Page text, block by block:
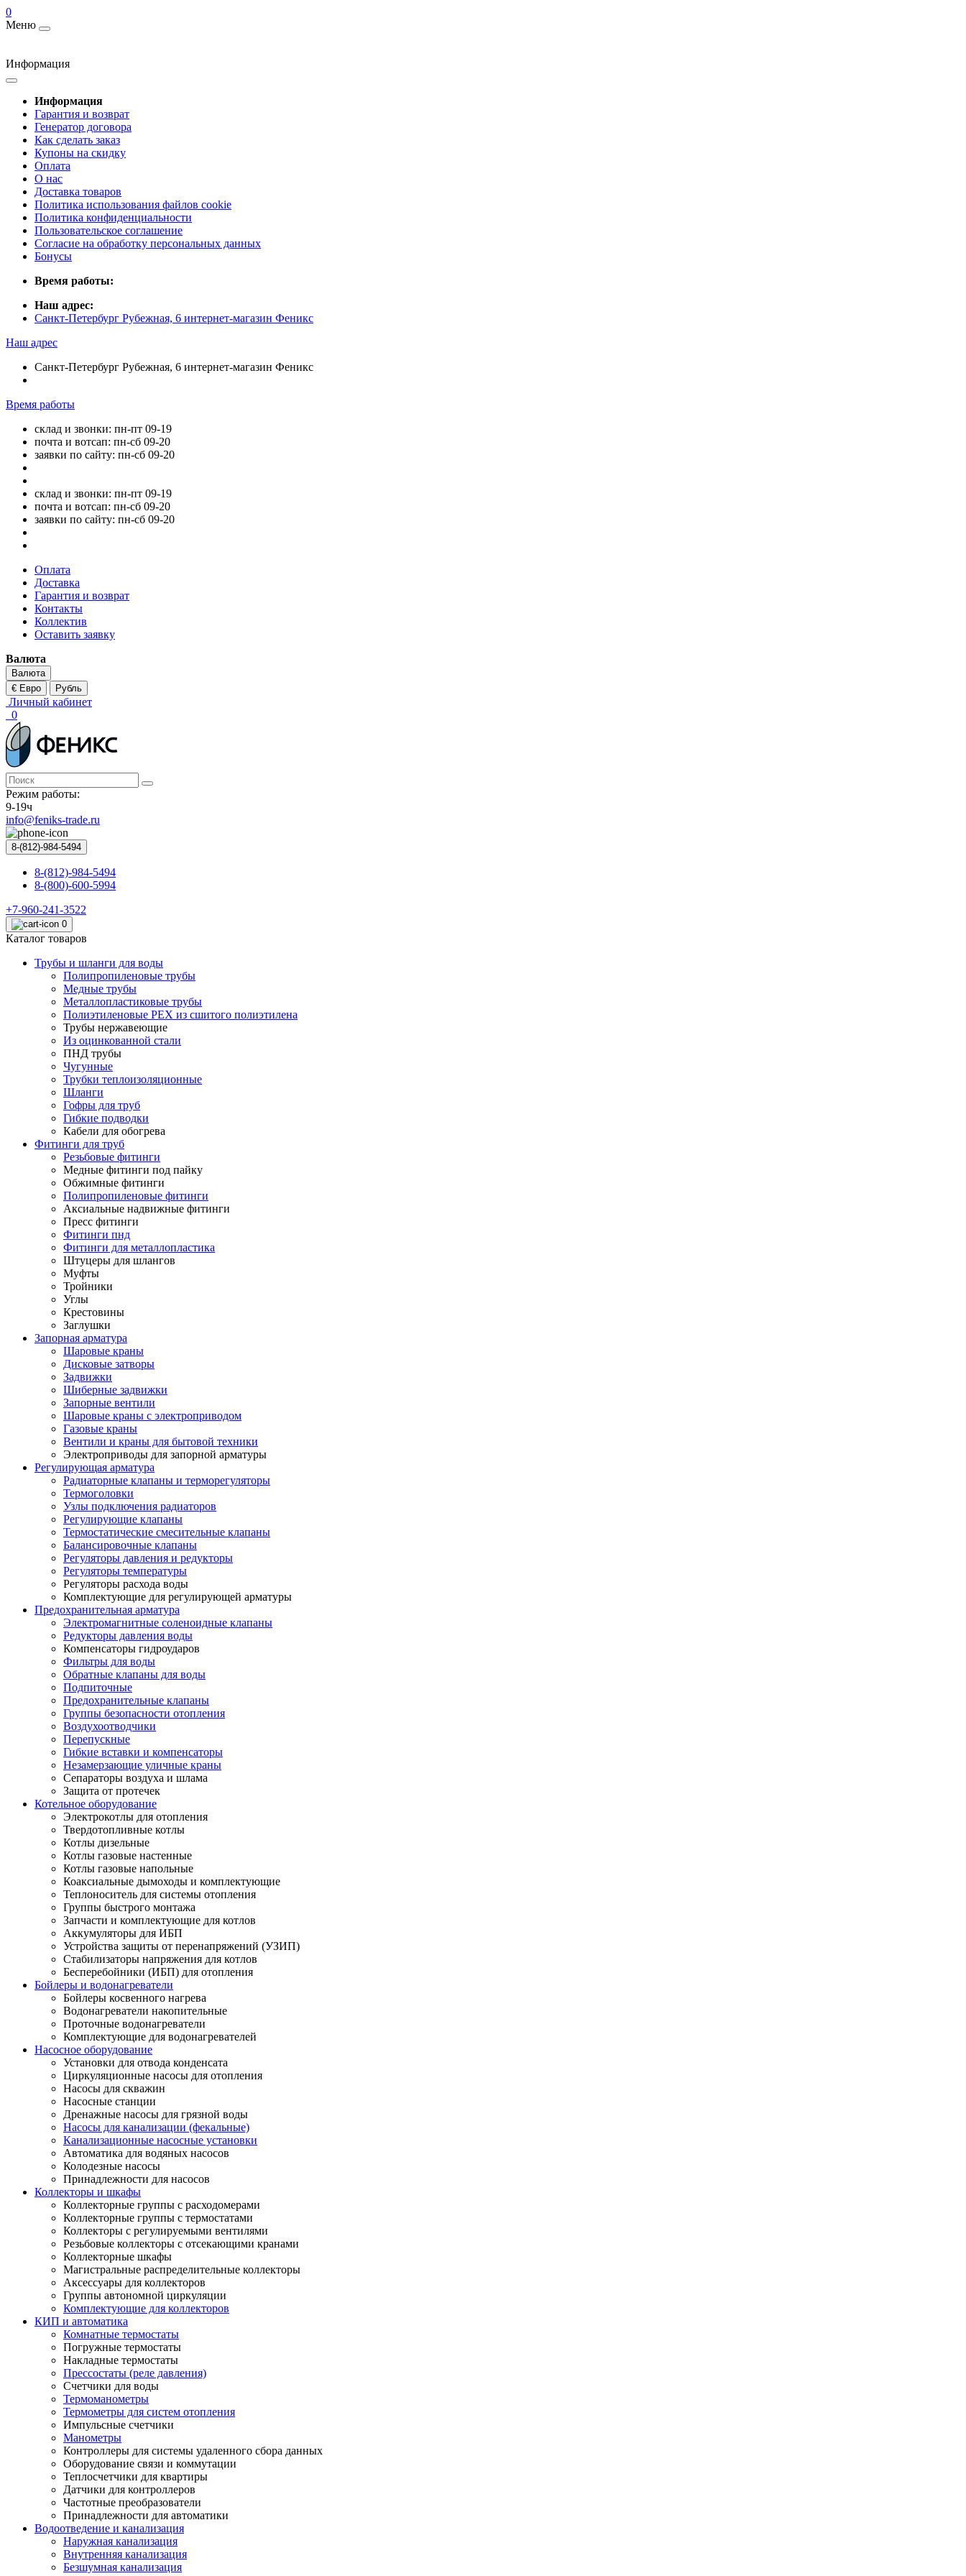
0
Меню
Информация
Информация
Гарантия и возврат
Генератор договора
Как сделать заказ
Купоны на скидку
Оплата
О нас
Доставка товаров
Политика использования файлов cookie
Политика конфиденциальности
Пользовательское соглашение
Согласие на обработку персональных данных
Бонусы
Время работы:
Наш адрес:
Санкт-Петербург Рубежная, 6 интернет-магазин Феникс
Наш адрес
Санкт-Петербург Рубежная, 6 интернет-магазин Феникс
Время работы
склад и звонки: пн-пт 09-19
почта и вотсап: пн-сб 09-20
заявки по сайту: пн-сб 09-20
склад и звонки: пн-пт 09-19
почта и вотсап: пн-сб 09-20
заявки по сайту: пн-сб 09-20
Оплата
Доставка
Гарантия и возврат
Контакты
Коллектив
Оставить заявку
Валюта
Валюта
€ Евро
Рубль
Личный кабинет
0
Режим работы:
9-19ч
info@feniks-trade.ru
8-(812)-984-5494
8-(812)-984-5494
8-(800)-600-5994
+7-960-241-3522
0
Каталог товаров
Трубы и шланги для воды
Полипропиленовые трубы
Медные трубы
Металлопластиковые трубы
Полиэтиленовые PEX из сшитого полиэтилена
Трубы нержавеющие
Из оцинкованной стали
ПНД трубы
Чугунные
Трубки теплоизоляционные
Шланги
Гофры для труб
Гибкие подводки
Кабели для обогрева
Фитинги для труб
Резьбовые фитинги
Медные фитинги под пайку
Обжимные фитинги
Полипропиленовые фитинги
Аксиальные надвижные фитинги
Пресс фитинги
Фитинги пнд
Фитинги для металлопластика
Штуцеры для шлангов
Муфты
Тройники
Углы
Крестовины
Заглушки
Запорная арматура
Шаровые краны
Дисковые затворы
Задвижки
Шиберные задвижки
Запорные вентили
Шаровые краны с электроприводом
Газовые краны
Вентили и краны для бытовой техники
Электроприводы для запорной арматуры
Регулирующая арматура
Радиаторные клапаны и терморегуляторы
Термоголовки
Узлы подключения радиаторов
Регулирующие клапаны
Термостатические смесительные клапаны
Балансировочные клапаны
Регуляторы давления и редукторы
Регуляторы температуры
Регуляторы расхода воды
Комплектующие для регулирующей арматуры
Предохранительная арматура
Электромагнитные соленоидные клапаны
Редукторы давления воды
Компенсаторы гидроударов
Фильтры для воды
Обратные клапаны для воды
Подпиточные
Предохранительные клапаны
Группы безопасности отопления
Воздухоотводчики
Перепускные
Гибкие вставки и компенсаторы
Незамерзающие уличные краны
Сепараторы воздуха и шлама
Защита от протечек
Котельное оборудование
Электрокотлы для отопления
Твердотопливные котлы
Котлы дизельные
Котлы газовые настенные
Котлы газовые напольные
Коаксиальные дымоходы и комплектующие
Теплоноситель для системы отопления
Группы быстрого монтажа
Запчасти и комплектующие для котлов
Аккумуляторы для ИБП
Устройства защиты от перенапряжений (УЗИП)
Стабилизаторы напряжения для котлов
Бесперебойники (ИБП) для отопления
Бойлеры и водонагреватели
Бойлеры косвенного нагрева
Водонагреватели накопительные
Проточные водонагреватели
Комплектующие для водонагревателей
Насосное оборудование
Установки для отвода конденсата
Циркуляционные насосы для отопления
Насосы для скважин
Насосные станции
Дренажные насосы для грязной воды
Насосы для канализации (фекальные)
Канализационные насосные установки
Автоматика для водяных насосов
Колодезные насосы
Принадлежности для насосов
Коллекторы и шкафы
Коллекторные группы с расходомерами
Коллекторные группы с термостатами
Коллекторы с регулируемыми вентилями
Резьбовые коллекторы с отсекающими кранами
Коллекторные шкафы
Магистральные распределительные коллекторы
Аксессуары для коллекторов
Группы автономной циркуляции
Комплектующие для коллекторов
КИП и автоматика
Комнатные термостаты
Погружные термостаты
Накладные термостаты
Прессостаты (реле давления)
Счетчики для воды
Термоманометры
Термометры для систем отопления
Импульсные счетчики
Манометры
Контроллеры для системы удаленного сбора данных
Оборудование связи и коммутации
Теплосчетчики для квартиры
Датчики для контроллеров
Частотные преобразователи
Принадлежности для автоматики
Водоотведение и канализация
Наружная канализация
Внутренняя канализация
Безшумная канализация